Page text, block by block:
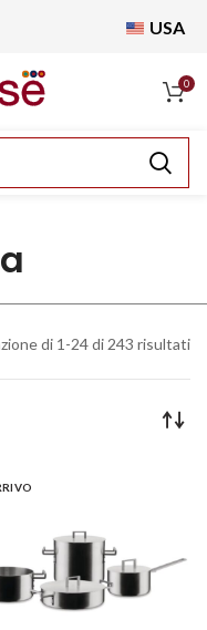
USA
0
di 1-24 di 243 risultati